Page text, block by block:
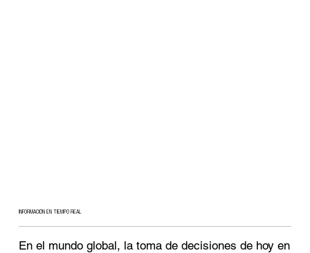
En el mundo global, la toma de decisiones de hoy en
INFORMACIÓN EN TIEMPO REAL